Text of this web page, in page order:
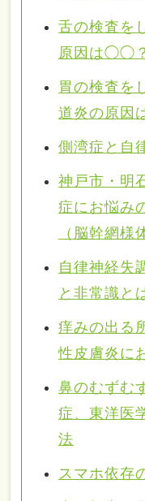
舌の検査を
原因は◯◯？
胃の検査を
道炎の原因
側湾症と自
神戸市・明
症にお悩み
（脳幹網様
自律神経失
と非常識と
痒みの出る
性皮膚炎に
鼻のむずむ
症、東洋医
法
スマホ依存